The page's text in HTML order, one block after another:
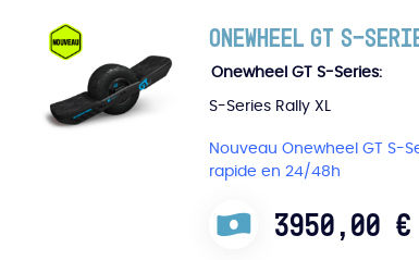
Onewheel GT S-
Onewheel GT S-Series
S-Series Rally XL
Nouveau Onewheel GT S-
rapide en 24/48h
3950,00 €